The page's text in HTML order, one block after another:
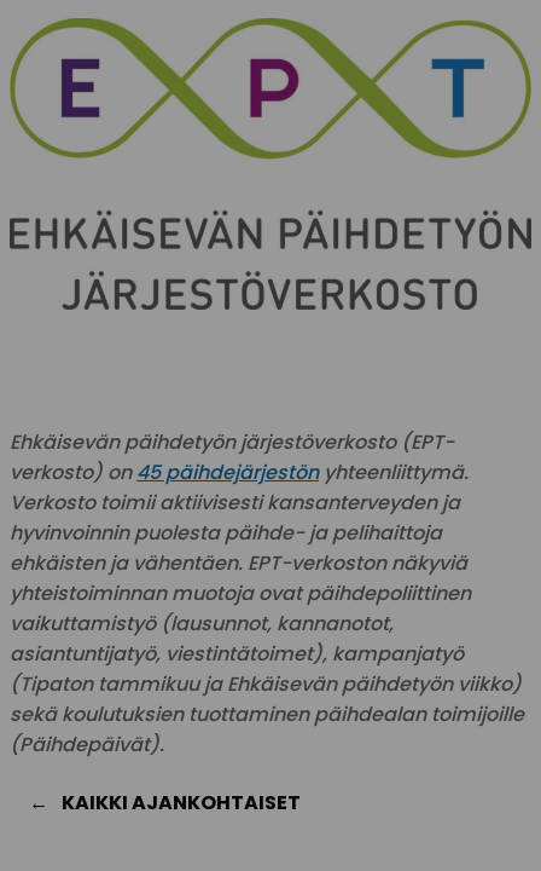
Ehkäisevän päihdetyön järjestöverkosto (EPT-
verkosto) on45 päihdejärjestönyhteenliittymä.
Verkosto toimii aktiivisesti kansanterveyden ja
hyvinvoinnin puolesta päihde- ja pelihaittoja
ehkäisten ja vähentäen. EPT-verkoston näkyviä
yhteistoiminnan muotoja ovat päihdepoliittinen
vaikuttamistyö (lausunnot, kannanotot,
asiantuntijatyö, viestintätoimet), kampanjatyö
(Tipaton tammikuu ja Ehkäisevän päihdetyön viikko)
sekä koulutuksien tuottaminen päihdealan toimijoille
(Päihdepäivät).
KAIKKI AJANKOHTAISET